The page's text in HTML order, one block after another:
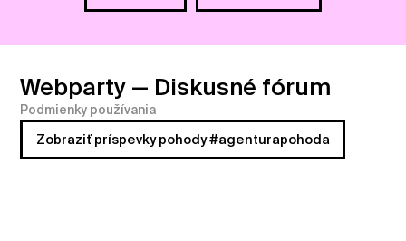
Webparty — Diskusné fórum
Podmienky používania
Zobraziť príspevky pohody #agenturapohoda